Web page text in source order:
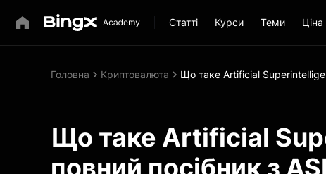
Статті Курси Теми
Головна Криптовалюта Що таке Artificial
Що таке Artificial
повний посібник з